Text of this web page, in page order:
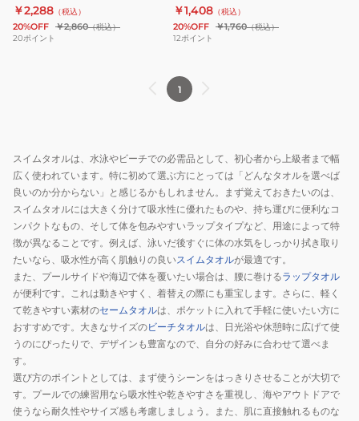
￥2,288 （税込）
20%OFF ￥2,860（税込）
20ポイント
￥1,408 （税込）
20%OFF ￥1,760（税込）
12ポイント
1
スイムタオルは、水泳やビーチでの必需品として、初心者から上級者まで幅
広く使われています。特に初めて選ぶ方にとっては「どんなタオルを選べば
良いのか分からない」と感じるかもしれません。まず覚えておきたいのは、
スイムタオルには大きく分けて吸水性に優れたものや、持ち運びに便利なコ
ンパクトなもの、そして体を包みやすいラップタイプなど、用途によって特
徴が異なることです。例えば、泳いだ後すぐに体の水気をしっかり拭き取り
たいなら、吸水性が高く肌触りの良いスイムタオルが最適です。
また、プールサイドや海辺で体を覆いたい場合は、腰に巻けるラップタオル
が便利です。これは動きやすく、着替えの際にも重宝します。さらに、軽く
て乾きやすい素材のセームタオルは、ポケットに入れて手軽に使いたい方に
おすすめです。大きなサイズのビーチタオルは、日光浴や休憩時に広げて使
うのにぴったりで、デザインも豊富なので、自分の好みに合わせて選べま
す。
選び方のポイントとしては、まず使うシーンをはっきりさせることが大切で
す。プールでの練習用なら吸水性や乾きやすさを重視し、海やアウトドアで
使うなら耐久性やサイズ感も考慮しましょう。また、肌に直接触れるものな